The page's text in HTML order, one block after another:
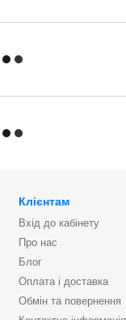
Клієнтам
Вхід до кабінету
Про нас
Блог
Оплата і доставка
Обмін та повернення